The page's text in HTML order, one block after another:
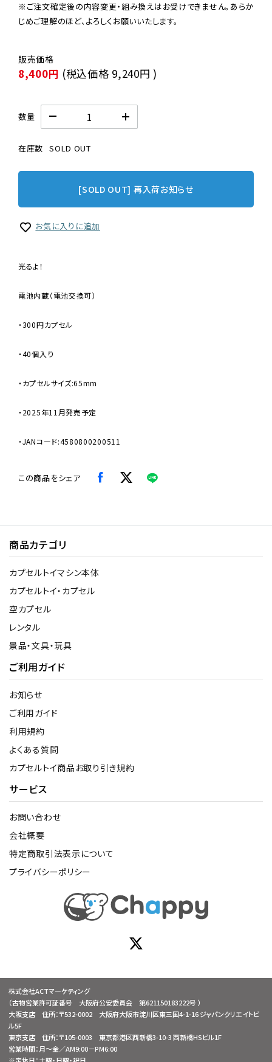
※ご注文確定後の内容変更・組み換えはお受けできません。あらか
じめご理解のほど、よろしくお願いいたします。
8,400円 (税込価格 9,240円 )
数量
在庫数 SOLD OUT
[SOLD OUT] 再入荷お知らせ
お気に入りに追加
光るよ！
電池内蔵（電池交換可）
・300円カプセル
・40個入り
・カプセルサイズ:65mm
・2025年11月発売予定
・JANコード:4580800200511
この商品をシェア
商品カテゴリ
カプセルトイマシン本体
カプセルトイ・カプセル
空カプセル
レンタル
景品・文具・玩具
ご利用ガイド
お知らせ
ご利用ガイド
利用規約
よくある質問
カプセルトイ商品お取り引き規約
サービス
お問い合わせ
会社概要
特定商取引法表示について
プライバシーポリシー
株式会社ACTマーケティング
（古物営業許可証番号 大阪府公安委員会 第621150183222号 ）
大阪支店 住所：〒532-0002 大阪府大阪市淀川区東三国4-1-16 ジャパンクリエイトビ
ル5F
東京支店 住所：〒105-0003 東京都港区西新橋3-10-3 西新橋HSビル1F
営業時間：月～金／AM9:00－PM6:00
※定休日：土曜・日曜・祝日